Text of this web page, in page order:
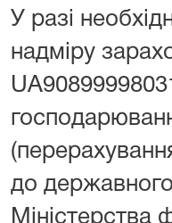
У разі
надміру
до
Міністерства